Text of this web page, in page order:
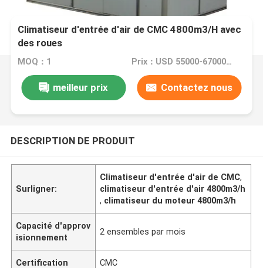
Climatiseur d'entrée d'air de CMC 4800m3/H avec
des roues
MOQ：1 Prix：USD 55000-67000 dollar
meilleur prix Contactez nous
DESCRIPTION DE PRODUIT
Surligner:
Climatiseur d'entrée d'air de CMC,
climatiseur d'entrée d'air 4800m3/h
, climatiseur du moteur 4800m3/h
Capacité d'approv
isionnement
2 ensembles par mois
Certification CMC